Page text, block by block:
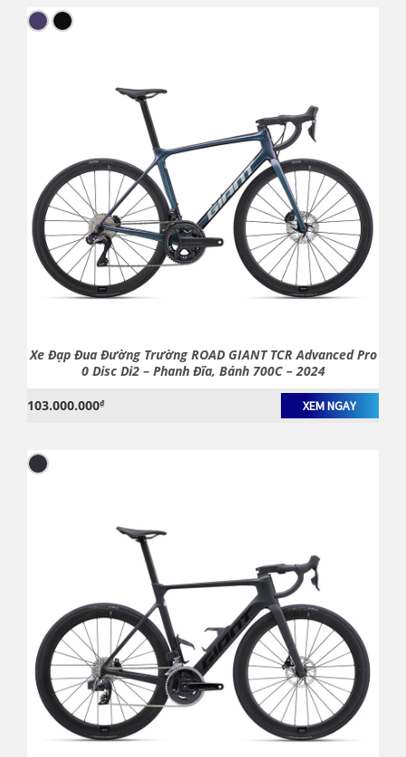
Xe Đạp Đua Đường Trường ROAD GIANT TCR Advanced Pro
0 Disc Di2 – Phanh Đĩa, Bánh 700C – 2024
103.000.000₫ XEM NGAY